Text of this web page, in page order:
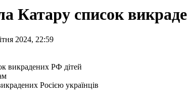
Катару список
2024, 22:59
Росією українців